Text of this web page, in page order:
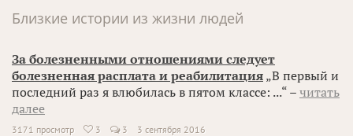
Близкие истории из жизни людей
За болезненными отношениями следует
болезненная расплата и реабилитация „В первый и
последний раз я влюбилась в пятом классе: ...“ – читать
далее
3171 просмотр  3 3 3 сентября 2016